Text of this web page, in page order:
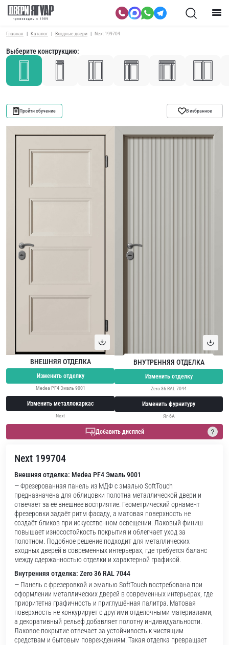
Главная Каталог Входные двери Next 199704
Выберите конструкцию:
Пройти обучение В избранное
ВНЕШНЯЯ ОТДЕЛКА
Изменить отделку
Medea PF4 Эмаль 9001
Изменить металлокаркас
Next
ВНУТРЕННЯЯ ОТДЕЛКА
Изменить отделку
Zero 36 RAL 7044
Изменить фурнитуру
Яг-6А
Добавить дисплей
Next 199704
Внешняя отделка: Medea PF4 Эмаль 9001
— Фрезерованная панель из МДФ с эмалью SoftTouch
предназначена для облицовки полотна металлической двери и
отвечает за её внешнее восприятие. Геометрический орнамент
фрезеровки задаёт ритм фасаду, а матовая поверхность не
создаёт бликов при искусственном освещении. Лаковый финиш
повышает износостойкость покрытия и облегчает уход за
полотном. Подобное решение подходит для металлических
входных дверей в современных интерьерах, где требуется баланс
между сдержанностью отделки и характерной графикой.
Внутренняя отделка: Zero 36 RAL 7044
— Панель с фрезеровкой и эмалью SoftTouch востребована при
оформлении металлических дверей в современных интерьерах, где
приоритетна графичность и приглушённая палитра. Матовая
поверхность не конкурирует с другими отделочными материалами,
а декоративный рельеф добавляет полотну индивидуальности.
Лаковое покрытие отвечает за устойчивость к чистящим
средствам и бытовым повреждениям. Такая отделка превращает